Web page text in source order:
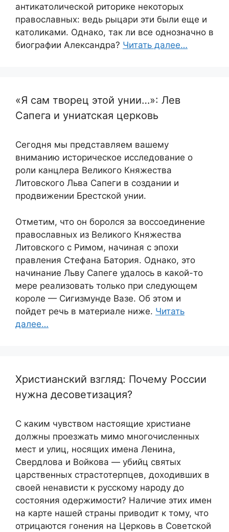
антикатолической риторике некоторых
православных: ведь рыцари эти были еще и
католиками. Однако, так ли все однозначно в
биографии Александра? Читать далее…
«Я сам творец этой унии…»: Лев
Сапега и униатская церковь
Сегодня мы представляем вашему
вниманию историческое исследование о
роли канцлера Великого Княжества
Литовского Льва Сапеги в создании и
продвижении Брестской унии.
Отметим, что он боролся за воссоединение
православных из Великого Княжества
Литовского с Римом, начиная с эпохи
правления Стефана Батория. Однако, это
начинание Льву Сапеге удалось в какой-то
мере реализовать только при следующем
короле — Сигизмунде Вазе. Об этом и
пойдет речь в материале ниже. Читать
далее…
Христианский взгляд: Почему России
нужна десоветизация?
С каким чувством настоящие христиане
должны проезжать мимо многочисленных
мест и улиц, носящих имена Ленина,
Свердлова и Войкова — убийц святых
царственных страстотерпцев, доходивших в
своей ненависти к русскому народу до
состояния одержимости? Наличие этих имен
на карте нашей страны приводит к тому, что
отрицаются гонения на Церковь в Советской